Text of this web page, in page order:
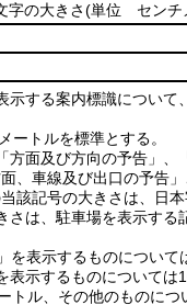
字の大きさ(単位 センチ
する案内標識について
ートルを標準とする。
面及び方向の予告」、
、車線及び出口の予告
該記号の大きさは、日本
は、駐車場を表示する
」を表示するものについ
表示するものについては
トル、その他のものに